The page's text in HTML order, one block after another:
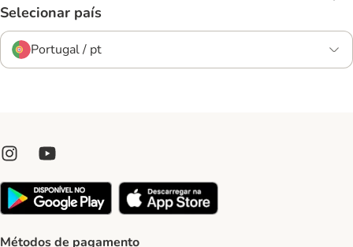
Selecionar país
Portugal / pt
Métodos de pagamento